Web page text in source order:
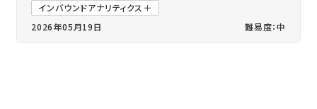
インバウンドアナリティクス＋
2026年05月19日
難易度：中